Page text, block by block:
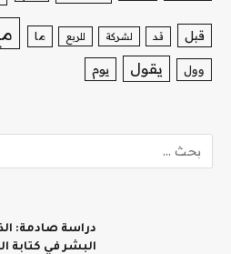
قبل قد لشركة للربع ما
وول يقول يوم
دراسة صادمة:
البشر في